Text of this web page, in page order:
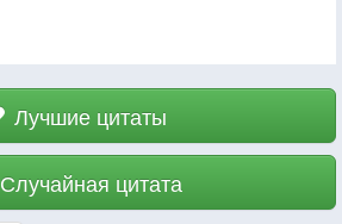
Лучшие цитаты
Случайная цитата